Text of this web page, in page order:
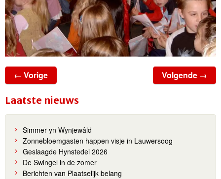
← Vorige Volgende →
Laatste nieuws
Simmer yn Wynjewâld
Zonnebloemgasten happen visje in Lauwersoog
Geslaagde Hynstedei 2026
De Swingel in de zomer
Berichten van Plaatselijk belang